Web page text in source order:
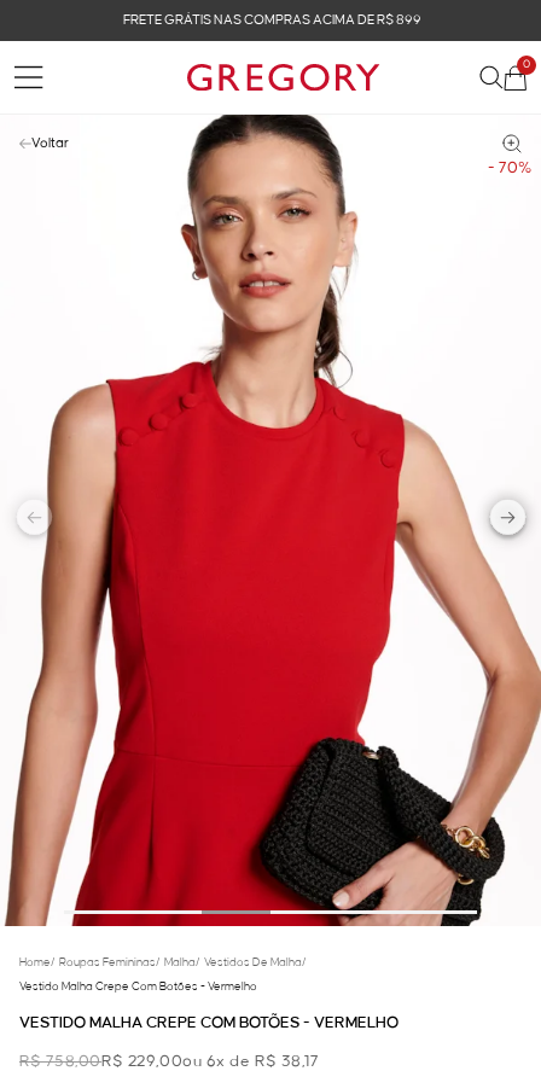
FRETE GRÁTIS NAS COMPRAS ACIMA DE R$ 899
0
- 70%
Voltar
Home/ Roupas Femininas/ Malha/ Vestidos De Malha/
Vestido Malha Crepe Com Botões - Vermelho
VESTIDO MALHA CREPE COM BOTÕES - VERMELHO
R$ 758,00R$ 229,00ou 6x de R$ 38,17